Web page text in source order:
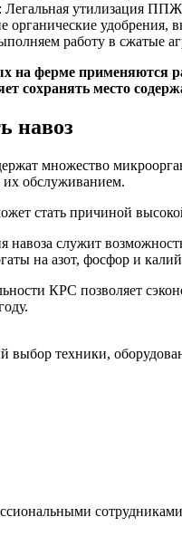
утилизация ППЖ
удобрения,
работу в сжатые
на ферме применяются
сохранять место
навоз
множество
их обслуживанием.
стать причиной
служит
на азот, фосфор и
КРС позволяет
техники,